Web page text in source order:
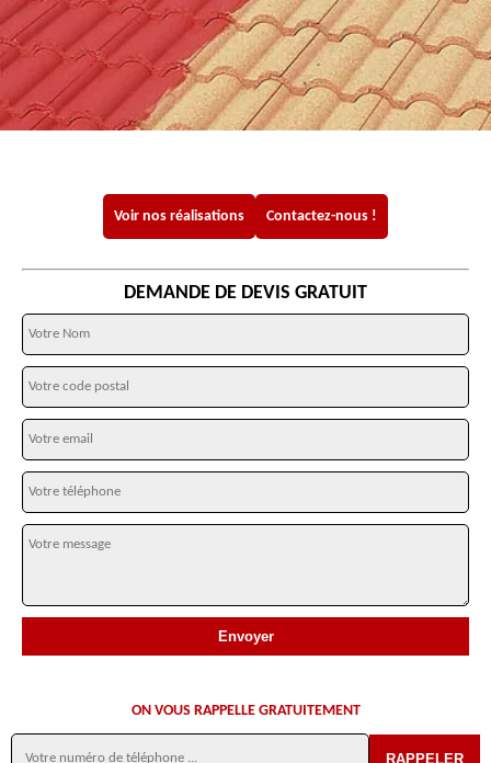
Voir nos réalisations Contactez-nous !
DEMANDE DE DEVIS GRATUIT
ON VOUS RAPPELLE GRATUITEMENT